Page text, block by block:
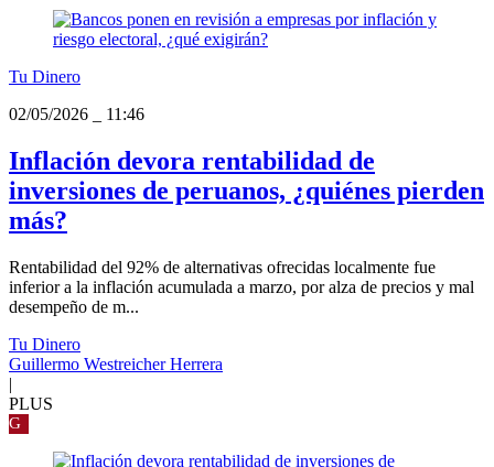
Tu Dinero
02/05/2026
11:46
Inflación devora rentabilidad de
inversiones de peruanos, ¿quiénes pierden
más?
Rentabilidad del 92% de alternativas ofrecidas localmente fue
inferior a la inflación acumulada a marzo, por alza de precios y mal
desempeño de m...
Tu Dinero
Guillermo Westreicher Herrera
|
PLUS
G